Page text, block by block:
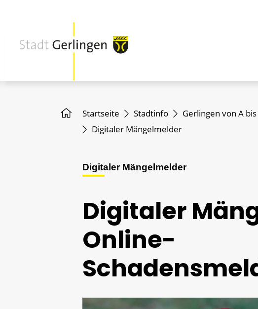
Startseite Stadtinfo Gerlingen von A bis
Digitaler Mängelmelder
Digitaler Mängelmelder
Digitaler
Online-